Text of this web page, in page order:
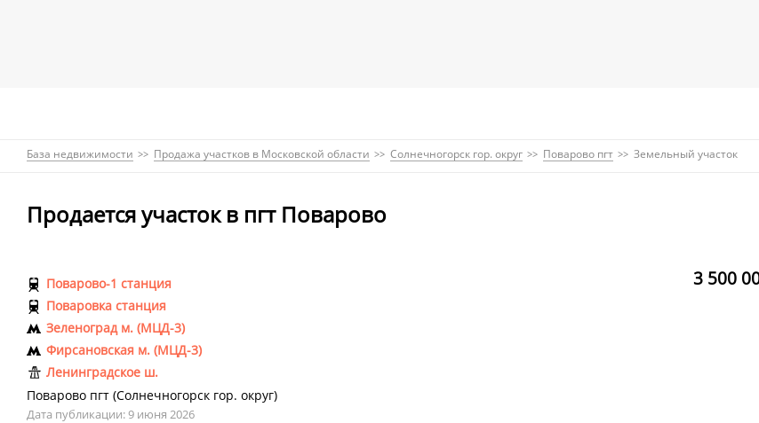
База недвижимости Продажа участков в Московской области Солнечногорск гор. округ Поварово пгт Земельный участок
Продается участок в пгт Поварово
3 500
Поварово-1 станция
Поваровка станция
Зеленоград м. (МЦД-3)
Фирсановская м. (МЦД-3)
Ленинградское ш.
Поварово пгт (Солнечногорск гор. округ)
Дата публикации: 9 июня 2026